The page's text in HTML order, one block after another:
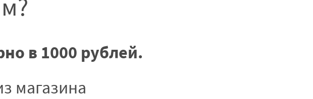
в 1000 рублей.
магазина